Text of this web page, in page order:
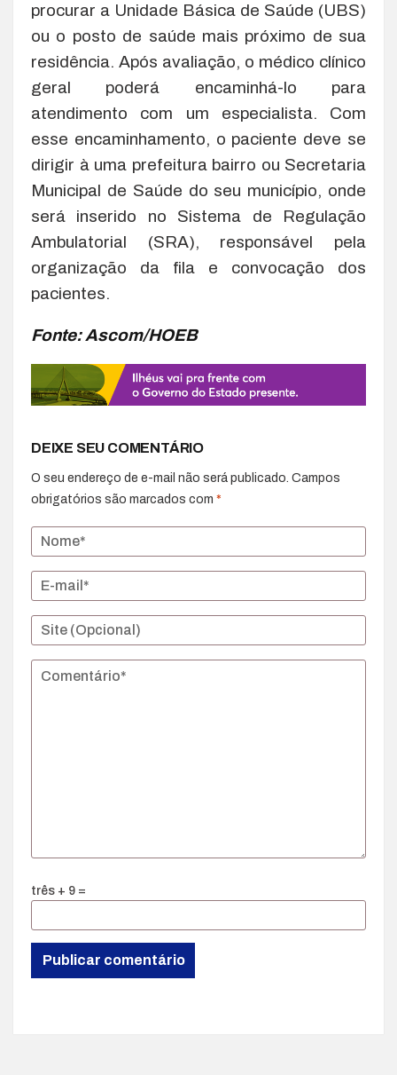
procurar a Unidade Básica de Saúde (UBS)
ou o posto de saúde mais próximo de sua
residência. Após avaliação, o médico clínico
geral poderá encaminhá-lo para
atendimento com um especialista. Com
esse encaminhamento, o paciente deve se
dirigir à uma prefeitura bairro ou Secretaria
Municipal de Saúde do seu município, onde
será inserido no Sistema de Regulação
Ambulatorial (SRA), responsável pela
organização da fila e convocação dos
pacientes.
Fonte: Ascom/HOEB
DEIXE SEU COMENTÁRIO
O seu endereço de e-mail não será publicado. Campos
obrigatórios são marcados com *
três + 9 =